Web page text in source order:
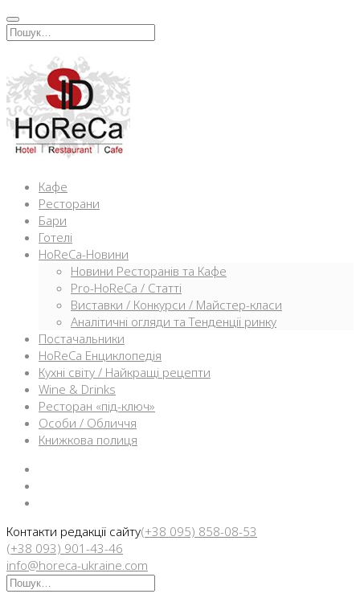
Перейти
кИскать:
Кафе
Ресторани
Бари
Готелі
HoReCa-Новини
Новини Ресторанів та Кафе
Pro-HoReCa / Статті
Виставки / Конкурси / Майстер-класи
Аналітичні огляди та Тенденції ринку
Постачальники
HoReCa Енциклопедія
Кухні світу / Найкращі рецепти
Wine & Drinks
Ресторан «під-ключ»
Особи / Обличчя
Книжкова полиця
Контакти редакції сайту(+38 095) 858-08-53
(+38 093) 901-43-46
info@horeca-ukraine.com
Искать: